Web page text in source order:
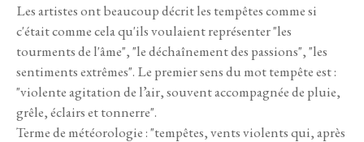
Les artistes ont beaucoup décrit les tempêtes comme si
c'était comme cela qu'ils voulaient représenter "les
tourments de l'âme", "le déchaînement des passions", "les
sentiments extrêmes". Le premier sens du mot tempête est :
"violente agitation de l’air, souvent accompagnée de pluie,
grêle, éclairs et tonnerre".
Terme de météorologie : "tempêtes, vents violents qui, après